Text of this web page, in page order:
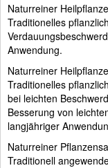
Naturreiner
Traditionelles
Anwendung.
Naturreiner
Traditionelles
bei leichten
Besserung von
langjähriger
Naturreiner
Traditionell